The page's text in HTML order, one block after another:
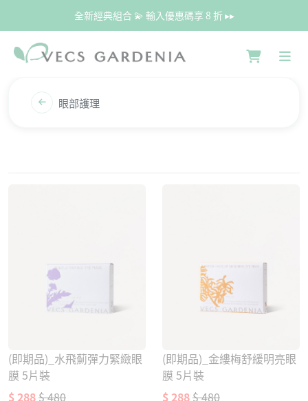
全新經典組合 💫 輸入優惠碼享 8 折 ▸▸
眼部護理
(即期品)_水飛薊彈力緊緻眼
膜 5片裝
$ 288$ 480
(即期品)_金縷梅舒緩明亮眼
膜 5片裝
$ 288$ 480